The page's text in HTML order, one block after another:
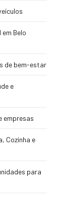
Belo
de bem-estar
e
empresas
Cozinha e
para